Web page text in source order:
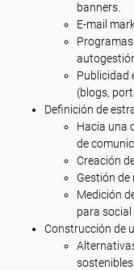
banners.
E-mail
Publicidad
(blogs,
Definición de
Hacia una
de
Creación
Gestión de
Medición
para social
Construcción de
sostenibles.